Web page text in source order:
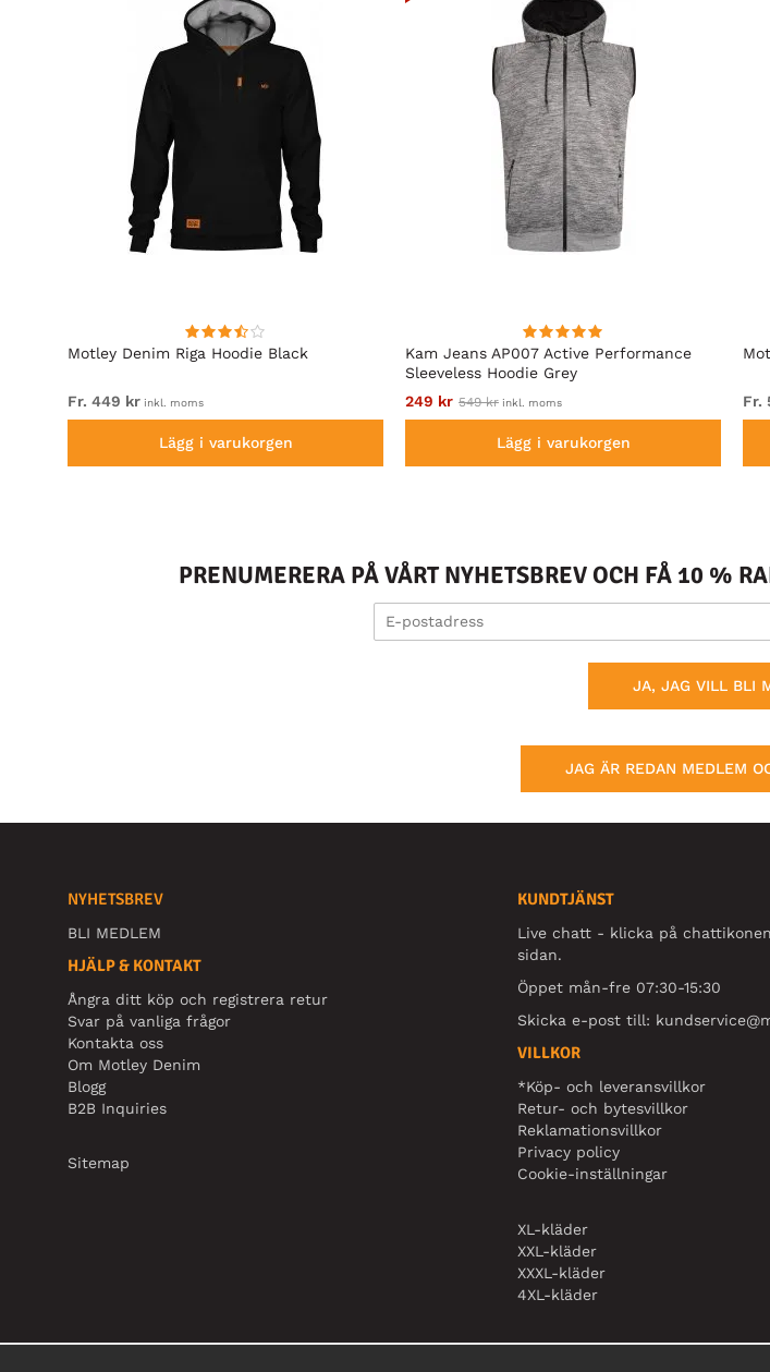
Motley Denim Riga Hoodie Black
Fr. 449 kr inkl. moms
Lägg i varukorgen
Kam Jeans AP007 Active Performance
Sleeveless Hoodie Grey
249 kr 549 kr inkl. moms
Lägg i varukorgen
Fr.
PRENUMERERA PÅ VÅRT NYHETSBREV OCH FÅ 10 %
JA, JAG VILL BLI
JAG ÄR REDAN MEDLEM
NYHETSBREV
BLI MEDLEM
HJÄLP & KONTAKT
Ångra ditt köp och registrera retur
Svar på vanliga frågor
Kontakta oss
Om Motley Denim
Blogg
B2B Inquiries
Sitemap
KUNDTJÄNST
Live chatt - klicka på
sidan.
Öppet mån-fre 07:30-15:30
Skicka e-post till:
VILLKOR
*Köp- och leveransvillkor
Retur- och bytesvillkor
Reklamationsvillkor
Privacy policy
Cookie-inställningar
XL-kläder
XXL-kläder
XXXL-kläder
4XL-kläder